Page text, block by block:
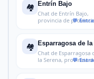
🏘️ Entrín Bajo
Chat de Entrín Bajo,
provincia de
🏘️
Chat de Esparragosa
la Serena, provincia